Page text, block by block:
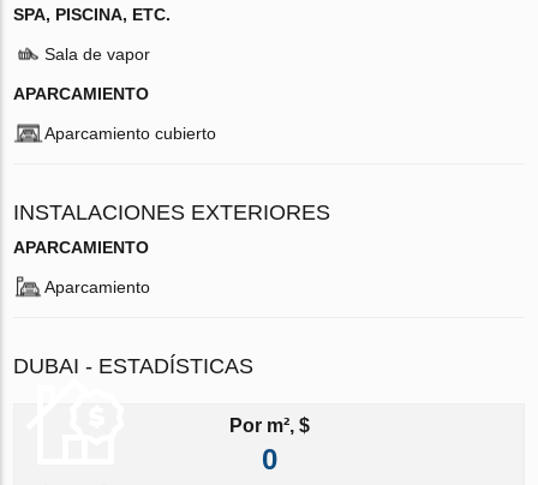
SPA, PISCINA, ETC.
Sala de vapor
APARCAMIENTO
Aparcamiento cubierto
INSTALACIONES EXTERIORES
APARCAMIENTO
Aparcamiento
DUBAI - ESTADÍSTICAS
Por m², $
0